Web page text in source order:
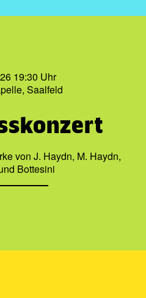
19:30 Uhr
Saalfeld
von J. Haydn, M. Haydn,
Bottesini